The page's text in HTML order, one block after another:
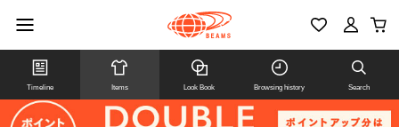
Timeline Items Look Book Browsing history Search